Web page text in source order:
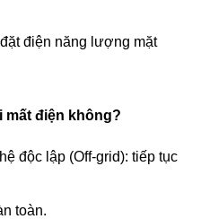
điện năng lượng mặt
mất điện không?
độc lập (Off-grid): tiếp tục
toàn.